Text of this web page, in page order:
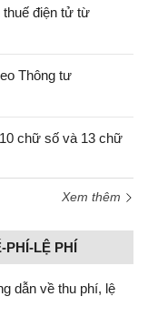
điện tử từ
Thông tư
chữ số và 13 chữ
Xem thêm
PHÍ-LỆ PHÍ
dẫn về thu phí, lệ